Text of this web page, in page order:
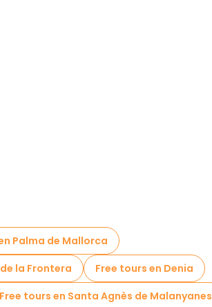
Palma de Mallorca
la Frontera
Free tours en Denia
Free tours en Santa Agnès de Malanyanes